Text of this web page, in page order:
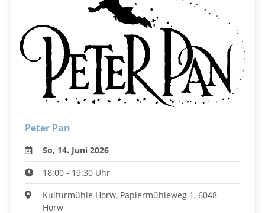
Peter Pan
So, 14. Juni 2026
18:00 - 19:30 Uhr
Kulturmühle Horw, Papiermühleweg 1, 6048
Horw